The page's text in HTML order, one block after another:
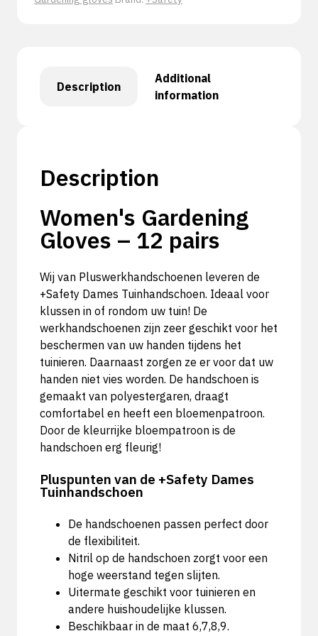
Description
Additional
information
Description
Women's Gardening
Gloves – 12 pairs
Wij van Pluswerkhandschoenen leveren de
+Safety Dames Tuinhandschoen. Ideaal voor
klussen in of rondom uw tuin! De
werkhandschoenen zijn zeer geschikt voor het
beschermen van uw handen tijdens het
tuinieren. Daarnaast zorgen ze er voor dat uw
handen niet vies worden. De handschoen is
gemaakt van polyestergaren, draagt
comfortabel en heeft een bloemenpatroon.
Door de kleurrijke bloempatroon is de
handschoen erg fleurig!
Pluspunten van de +Safety Dames
Tuinhandschoen
De handschoenen passen perfect door
de flexibiliteit.
Nitril op de handschoen zorgt voor een
hoge weerstand tegen slijten.
Uitermate geschikt voor tuinieren en
andere huishoudelijke klussen.
Beschikbaar in de maat 6,7,8,9.